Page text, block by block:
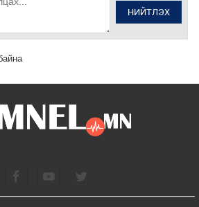
НИЙТЛЭХ